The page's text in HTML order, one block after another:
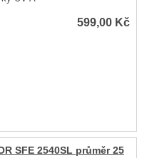
599,00 Kč
SFE 2540SL průměr 25